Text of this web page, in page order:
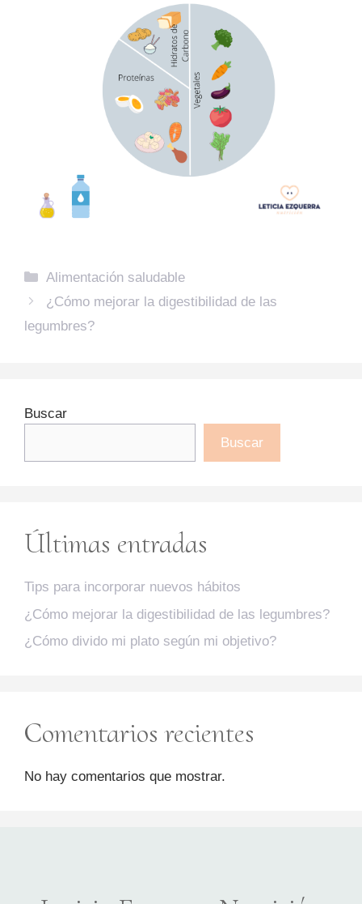
Categorías
Alimentación saludable
¿Cómo mejorar la digestibilidad de las
legumbres?
Buscar
Buscar
Últimas entradas
Tips para incorporar nuevos hábitos
¿Cómo mejorar la digestibilidad de las legumbres?
¿Cómo divido mi plato según mi objetivo?
Comentarios recientes
No hay comentarios que mostrar.